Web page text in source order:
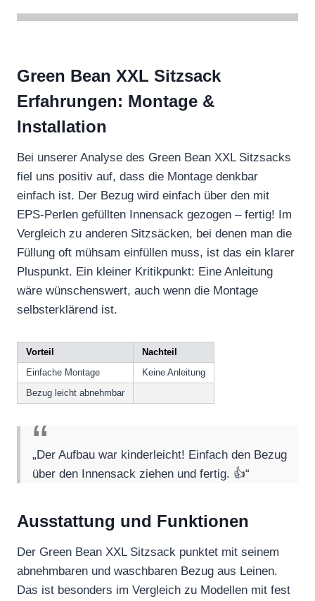
Green Bean XXL Sitzsack
Erfahrungen: Montage &
Installation
Bei unserer Analyse des Green Bean XXL Sitzsacks
fiel uns positiv auf, dass die Montage denkbar
einfach ist. Der Bezug wird einfach über den mit
EPS-Perlen gefüllten Innensack gezogen – fertig! Im
Vergleich zu anderen Sitzsäcken, bei denen man die
Füllung oft mühsam einfüllen muss, ist das ein klarer
Pluspunkt. Ein kleiner Kritikpunkt: Eine Anleitung
wäre wünschenswert, auch wenn die Montage
selbsterklärend ist.
Vorteil
Nachteil
Einfache Montage
Keine Anleitung
Bezug leicht abnehmbar
„Der Aufbau war kinderleicht! Einfach den Bezug
über den Innensack ziehen und fertig. 👍“
Ausstattung und Funktionen
Der Green Bean XXL Sitzsack punktet mit seinem
abnehmbaren und waschbaren Bezug aus Leinen.
Das ist besonders im Vergleich zu Modellen mit fest